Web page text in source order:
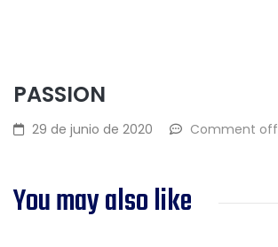
PASSION
29 de junio de 2020 Comment off
You may also like